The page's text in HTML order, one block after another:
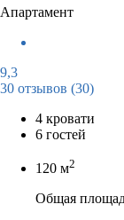
Апартамент
9,3
30 отзывов (30)
4 кровати
6 гостей
120 м2
Общая